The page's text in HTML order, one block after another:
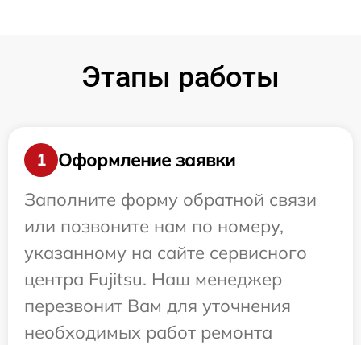
Этапы работы
1
Оформление заявки
Заполните форму обратной связи
или позвоните нам по номеру,
указанному на сайте сервисного
центра Fujitsu. Наш менеджер
перезвонит Вам для уточнения
необходимых работ ремонта